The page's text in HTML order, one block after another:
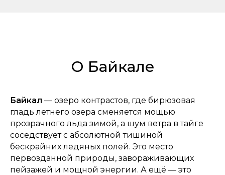
О Байкале
Байкал — озеро контрастов, где бирюзовая
гладь летнего озера сменяется мощью
прозрачного льда зимой, а шум ветра в тайге
соседствует с абсолютной тишиной
бескрайних ледяных полей. Это место
первозданной природы, завораживающих
пейзажей и мощной энергии. А ещё — это